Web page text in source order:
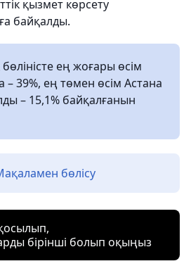
қызмет көрсету
байқалды.
бөліністе ең жоғары өсім
39%, ең төмен өсім Астана
– 15,1% байқалғанын
бөлісу
бірінші болып оқыңыз